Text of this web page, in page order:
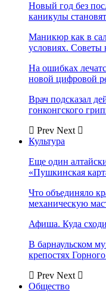
Новый год без
каникулы
Маникюр как в
условиях. Советы
На ошибках
новой цифровой
Врач подсказал
гонконгского
Prev Next
Культура
Еще один
«Пушкинская
Что объединяло
механическую
Афиша. Куда
В барнаульском
крепостях
Prev Next
Общество